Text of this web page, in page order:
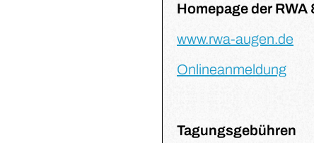
Homepage der
www.rwa-augen.de
Onlineanmeldung
Tagungsgebühren